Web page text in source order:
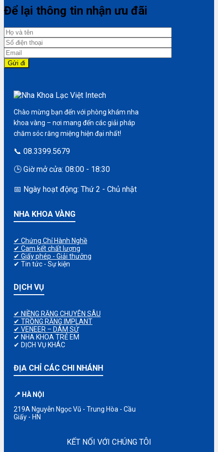
Để lại thông tin nhận ưu đãi
Chào mừng bạn đến với phòng khám nha
khoa vàng – nơi mang đến các giải pháp
chăm sóc răng miệng hiện đại nhất!
📞 08.3399.5679
🕒 Giờ mở cửa: 08:00 - 18:30
📅 Ngày hoạt động: Thứ 2 - Chủ nhật
NHA KHOA VÀNG
✔ Chứng Chỉ Hành Nghề
✔ Cam kết chất lượng
✔ Giấy phép - Giải thưởng
✔ Tin tức - Sự kiện
DỊCH VỤ
✔ NIỀNG RĂNG CHUYÊN SÂU
✔ TRỒNG RĂNG IMPLANT
✔ VENEER – DÁM SỨ
✔ NHA KHOA TRẺ EM
✔ DỊCH VỤ KHÁC
ĐỊA CHỈ CÁC CHI NHÁNH
📍 HÀ NỘI
219A Nguyễn Ngọc Vũ - Trung Hòa - Cầu
Giấy - HN
KẾT NỐI VỚI CHÚNG TÔI